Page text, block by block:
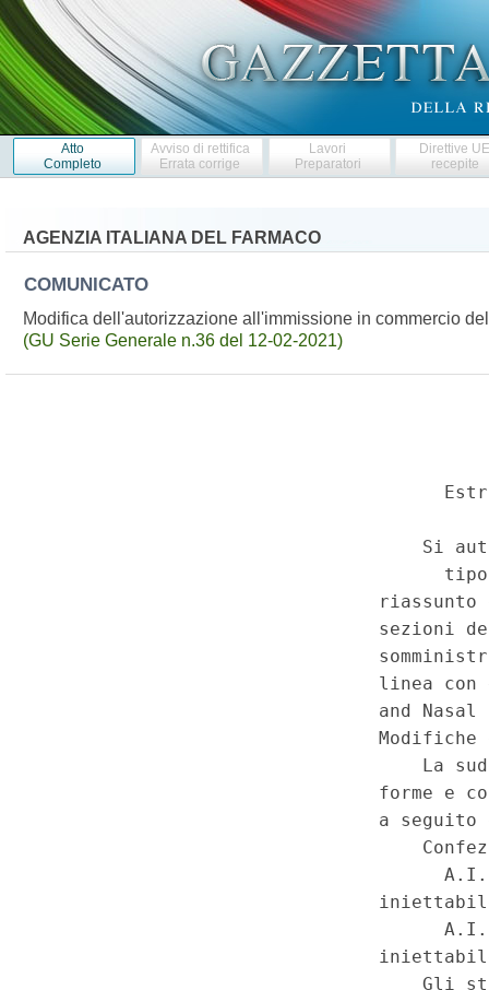
Atto
Completo
Avviso di rettifica
Errata corrige
Lavori
Preparatori
Direttive
recepite
AGENZIA ITALIANA DEL FARMACO
COMUNICATO
Modifica dell'autorizzazione all'immissione in commercio
(GU Serie Generale n.36 del 12-02-2021)